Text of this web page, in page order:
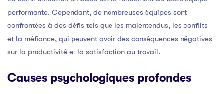
performante. Cependant, de nombreuses équipes sont
confrontées à des défis tels que les malentendus, les conflits
et la méfiance, qui peuvent avoir des conséquences négatives
sur la productivité et la satisfaction au travail.
Causes psychologiques profondes